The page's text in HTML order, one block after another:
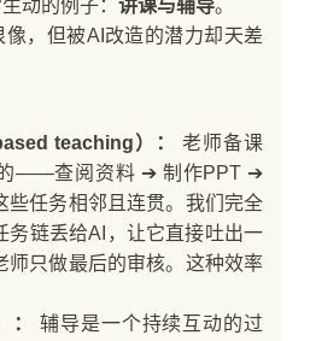
动的例子： 讲课与辅导。
，但被AI改造的潜力却天差
teaching）：
老师备课
——查阅资料 ➔ 制作PPT ➔
些任务相邻且连贯。我们完全
务链丢给AI，让它直接吐出一
师只做最后的审核。这种效率
：
辅导是一个持续互动的过